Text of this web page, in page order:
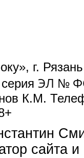
г.
ЭЛ №
К.М.
e-mail)
сайта